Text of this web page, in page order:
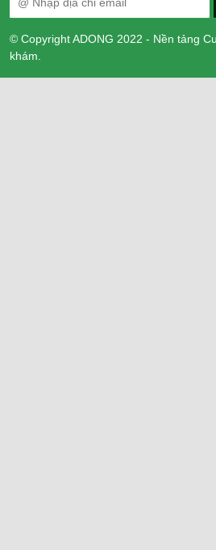
© Copyright ADONG 2022 - Nền tảng
khám.